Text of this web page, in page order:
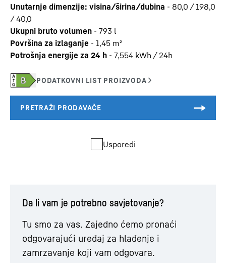
Unutarnje dimenzije: visina/širina/dubina - 80,0 / 198,0
/ 40,0
Ukupni bruto volumen - 793 l
Površina za izlaganje - 1,45 m²
Potrošnja energije za 24 h - 7,554 kWh / 24h
Usporedi
Da li vam je potrebno savjetovanje?
Tu smo za vas. Zajedno ćemo pronaći
odgovarajući uređaj za hlađenje i
zamrzavanje koji vam odgovara.